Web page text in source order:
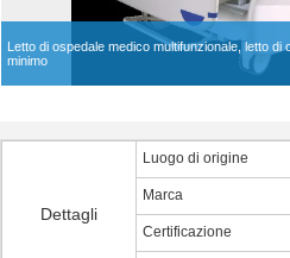
Letto di ospedale medico multifunzionale, letto
minimo
Dettagli
Luogo di origine
Marca
Certificazione